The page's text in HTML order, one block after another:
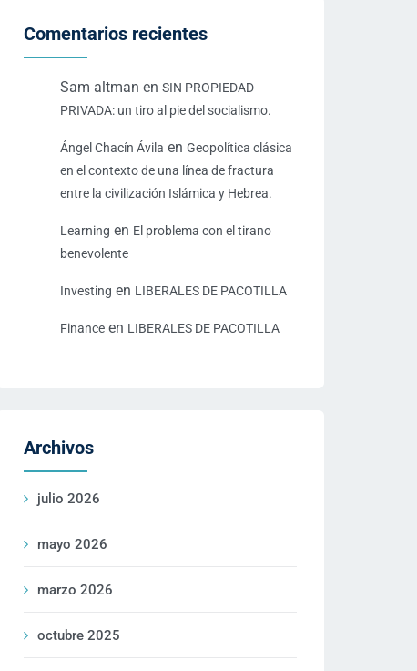
Comentarios recientes
Sam altman en SIN PROPIEDAD
PRIVADA: un tiro al pie del socialismo.
Ángel Chacín Ávila en Geopolítica clásica
en el contexto de una línea de fractura
entre la civilización Islámica y Hebrea.
Learning en El problema con el tirano
benevolente
Investing en LIBERALES DE PACOTILLA
Finance en LIBERALES DE PACOTILLA
Archivos
julio 2026
mayo 2026
marzo 2026
octubre 2025